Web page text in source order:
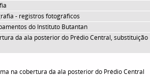
- registros fotográficos
do Instituto Butantan
da ala posterior do Prédio Central, substituição
na cobertura da ala posterior do Prédio Central